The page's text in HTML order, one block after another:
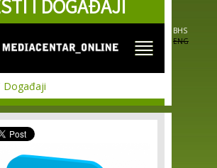
Skip to
main I DOGAĐAJI
BHS
ENG
Događaji